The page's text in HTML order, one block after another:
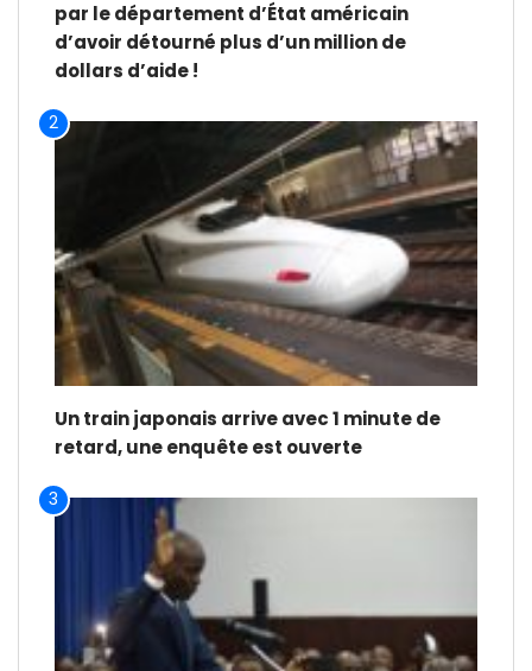
par le département d’État américain
d’avoir détourné plus d’un million de
dollars d’aide !
2
Un train japonais arrive avec 1 minute de
retard, une enquête est ouverte
3